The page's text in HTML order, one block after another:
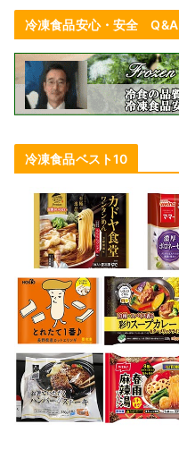
冷凍食品安心・安全 Q&A
冷凍食品ベスト10